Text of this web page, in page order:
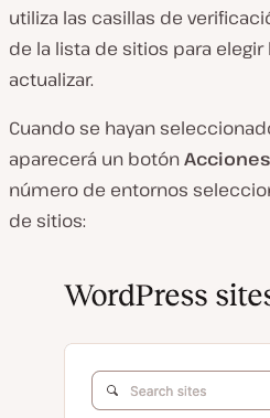
utiliza las casillas de
de la lista de sitios para
actualizar.
Cuando se hayan
aparecerá un botónAcciones
número de entornos
de sitios: